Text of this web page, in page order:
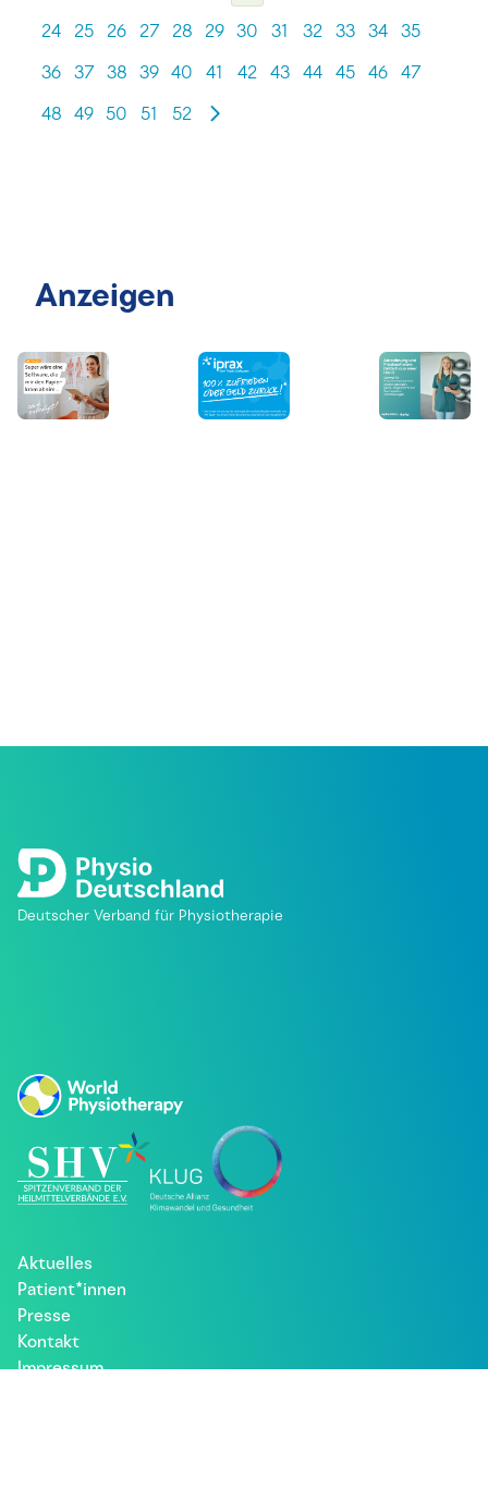
24 25 26 27 28 29 30 31 32 33 34 35
36 37 38 39 40 41 42 43 44 45 46 47
48 49 50 51 52
Anzeigen
Deutscher Verband für Physiotherapie
Aktuelles
Patient*innen
Presse
Kontakt
Impressum